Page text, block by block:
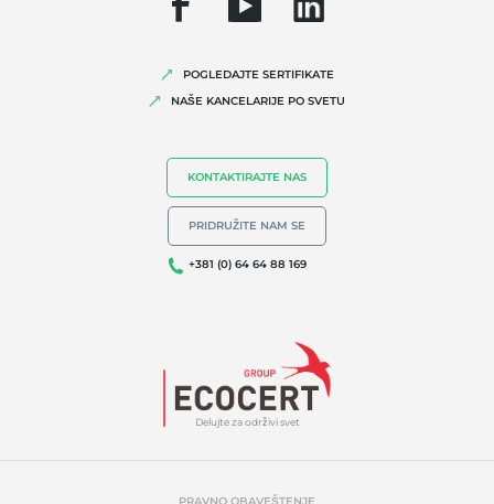
Biodiverzitet i klimatske promene
Delujte za održivi svet
POGLEDAJTE SERTIFIKATE
NAŠE KANCELARIJE PO SVETU
KONTAKTIRAJTE NAS
PRIDRUŽITE NAM SE
+381 (0) 64 64 88 169